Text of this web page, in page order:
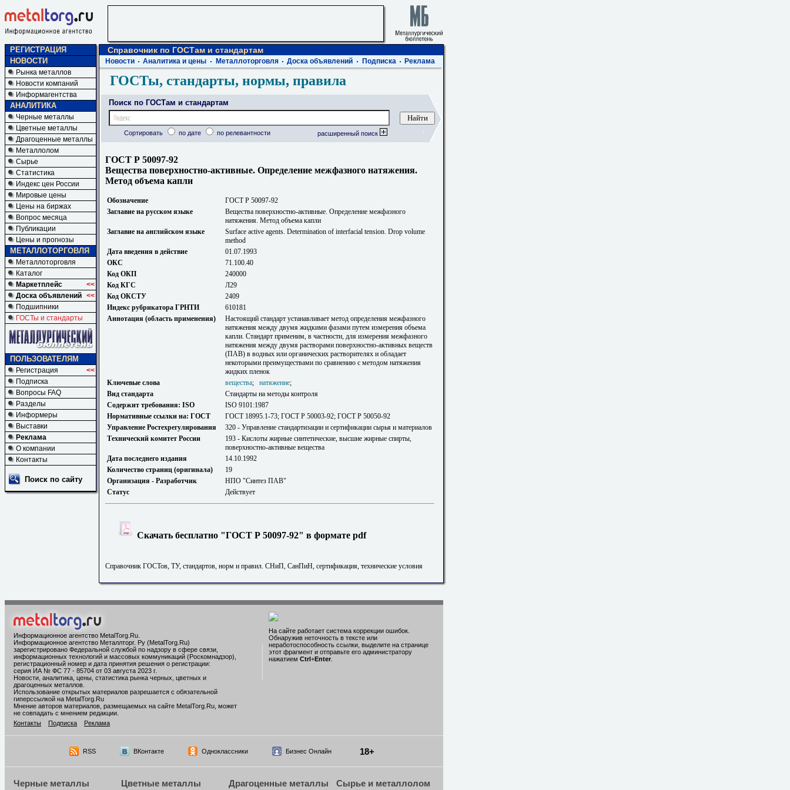
РЕГИСТРАЦИЯ
НОВОСТИ
Рынка металлов
Новости компаний
Информагентства
АНАЛИТИКА
Черные металлы
Цветные металлы
Драгоценные металлы
Металлолом
Сырье
Статистика
Индекс цен России
Мировые цены
Цены на биржах
Вопрос месяца
Публикации
Цены и прогнозы
МЕТАЛЛОТОРГОВЛЯ
Металлоторговля
Каталог
Маркетплейс
<<
Доска объявлений <<
Подшипники
ГОСТы и стандарты
ПОЛЬЗОВАТЕЛЯМ
Регистрация
<<
Подписка
Вопросы FAQ
Разделы
Информеры
Выставки
Реклама
О компании
Контакты
Поиск по сайту
Справочник по ГОСТам и стандартам
Новости Аналитика и цены Металлоторговля Доска объявлений Подписка Реклама
ГОСТы, стандарты, нормы, правила
Поиск по ГОСТам и стандартам
Сортировать по дате по релевантности расширенный поиск
ГОСТ Р 50097-92
Вещества поверхностно-активные. Определение межфазного натяжения.
Метод объема капли
Обозначение
ГОСТ Р 50097-92
Заглавие на русском языке
Вещества поверхностно-активные. Определение межфазного
натяжения. Метод объема капли
Заглавие на английском языке
Surface active agents. Determination of interfacial tension. Drop volume
method
Дата введения в действие
01.07.1993
ОКС
71.100.40
Код ОКП
240000
Код КГС
Л29
Код ОКСТУ
2409
Индекс рубрикатора ГРНТИ
610181
Аннотация (область применения)
Настоящий стандарт устанавливает метод определения межфазного
натяжения между двумя жидкими фазами путем измерения объема
капли. Стандарт применим, в частности, для измерения межфазного
натяжения между двумя растворами поверхностно-активных веществ
(ПАВ) в водных или органических растворителях и обладает
некоторыми преимуществами по сравнению с методом натяжения
жидких пленок
Ключевые слова
вещества; натяжение;
Вид стандарта
Стандарты на методы контроля
Содержит требования: ISO
ISO 9101:1987
Нормативные ссылки на: ГОСТ
ГОСТ 18995.1-73; ГОСТ Р 50003-92; ГОСТ Р 50050-92
Управление Ростехрегулирования
320 - Управление стандартизации и сертификации сырья и материалов
Технический комитет России
193 - Кислоты жирные синтетические, высшие жирные спирты,
поверхностно-активные вещества
Дата последнего издания
14.10.1992
Количество страниц (оригинала)
19
Организация - Разработчик
НПО "Синтез ПАВ"
Статус
Действует
Скачать бесплатно "ГОСТ Р 50097-92" в формате pdf
Справочник ГОСТов, ТУ, стандартов, норм и правил. СНиП, СанПиН, сертификация, технические условия
Информационное агентство MetalTorg.Ru
Информационное агентство Металлторг. Ру (MetalTorg.Ru)
зарегистрировано Федеральной службой по надзору в сфере связи,
информационных технологий и массовых коммуникаций (Роскомнадзор),
регистрационный номер и дата принятия решения о регистрации:
серия ИА № ФС 77 - 85704 от 03 августа 2023 г.
Новости, аналитика, цены, статистика рынка черных, цветных и
драгоценных металлов.
Использование открытых материалов разрешается с обязательной
гиперссылкой на MetalTorg.Ru
Мнение авторов материалов, размещаемых на сайте MetalTorg.Ru, может
не совпадать с мнением редакции.
Контакты
Подписка Реклама
На сайте работает система коррекции ошибок.
Обнаружив неточность в тексте или
неработоспособность ссылки, выделите на странице
этот фрагмент и отправьте его администратору
нажатием Ctrl+Enter
RSS ВКонтакте Одноклассники Бизнес Онлайн 18+
Черные металлы Цветные металлы Драгоценные металлы Сырье и металлолом